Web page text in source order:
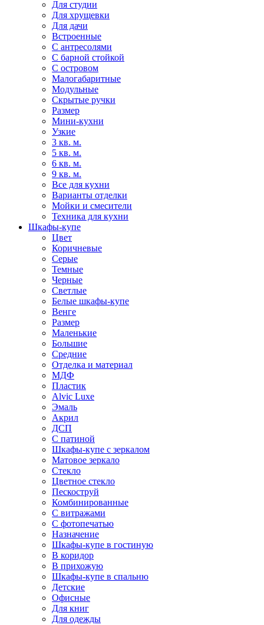
Для студии
Для хрущевки
Для дачи
Встроенные
С антресолями
С барной стойкой
С островом
Малогабаритные
Модульные
Скрытые ручки
Размер
Мини-кухни
Узкие
3 кв. м.
5 кв. м.
6 кв. м.
9 кв. м.
Все для кухни
Варианты отделки
Мойки и смесители
Техника для кухни
Шкафы-купе
Цвет
Коричневые
Серые
Темные
Черные
Светлые
Белые шкафы-купе
Венге
Размер
Маленькие
Большие
Средние
Отделка и материал
МДФ
Пластик
Alvic Luxe
Эмаль
Акрил
ДСП
С патиной
Шкафы-купе с зеркалом
Матовое зеркало
Стекло
Цветное стекло
Пескоструй
Комбинированные
С витражами
С фотопечатью
Назначение
Шкафы-купе в гостиную
В коридор
В прихожую
Шкафы-купе в спальню
Детские
Офисные
Для книг
Для одежды